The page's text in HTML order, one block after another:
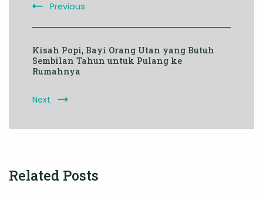
Previous
Kisah Popi, Bayi Orang Utan yang Butuh
Sembilan Tahun untuk Pulang ke
Rumahnya
Next
Related Posts